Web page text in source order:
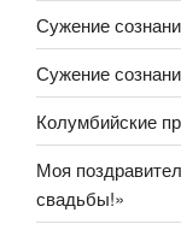
Сужение
Сужение
Колумбийские
Моя
свадьбы!»